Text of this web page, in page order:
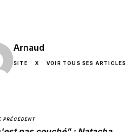
Arnaud
SITE X VOIR TOUS SES ARTICLES
PRÉCÉDENT